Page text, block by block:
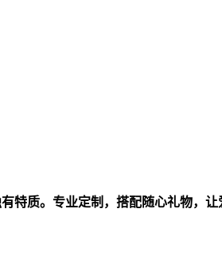
特质。专业定制，搭配随心礼物，